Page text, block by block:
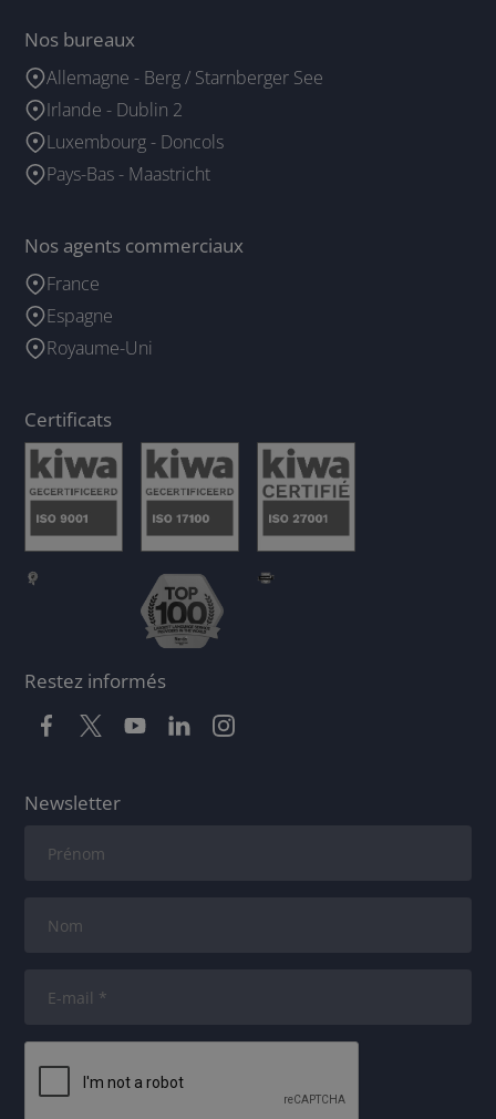
Nos bureaux
Allemagne - Berg / Starnberger See
Irlande - Dublin 2
Luxembourg - Doncols
Pays-Bas - Maastricht
Nos agents commerciaux
France
Espagne
Royaume-Uni
Certificats
Restez informés
Newsletter